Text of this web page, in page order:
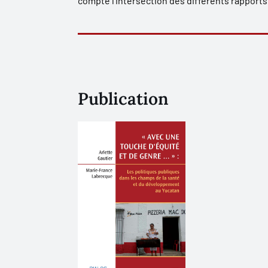
Publication